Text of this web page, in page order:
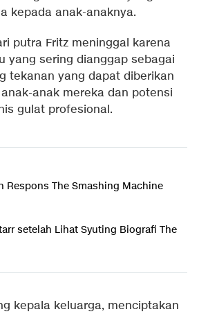
kepada anak-anaknya.
putra Fritz meninggal karena
yang sering dianggap sebagai
tekanan yang dapat diberikan
anak mereka dan potensi
gulat profesional.
Respons The Smashing Machine
setelah Lihat Syuting Biografi The
kepala keluarga, menciptakan